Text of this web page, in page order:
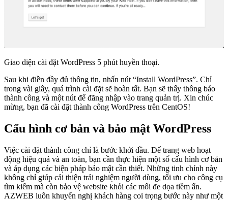
Giao diện cài đặt WordPress 5 phút huyền thoại.
Sau khi điền đầy đủ thông tin, nhấn nút “Install WordPress”. Chỉ
trong vài giây, quá trình cài đặt sẽ hoàn tất. Bạn sẽ thấy thông báo
thành công và một nút để đăng nhập vào trang quản trị. Xin chúc
mừng, bạn đã cài đặt thành công WordPress trên CentOS!
Cấu hình cơ bản và bảo mật WordPress
Việc cài đặt thành công chỉ là bước khởi đầu. Để trang web hoạt
động hiệu quả và an toàn, bạn cần thực hiện một số cấu hình cơ bản
và áp dụng các biện pháp bảo mật cần thiết. Những tinh chỉnh này
không chỉ giúp cải thiện trải nghiệm người dùng, tối ưu cho công cụ
tìm kiếm mà còn bảo vệ website khỏi các mối đe dọa tiềm ẩn.
AZWEB luôn khuyến nghị khách hàng coi trọng bước này như một